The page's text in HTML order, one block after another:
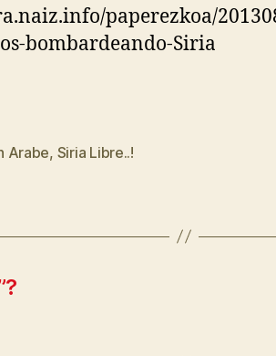
paperezkoa/
bombardeando-Siria
Arabe, Siria Libre..!